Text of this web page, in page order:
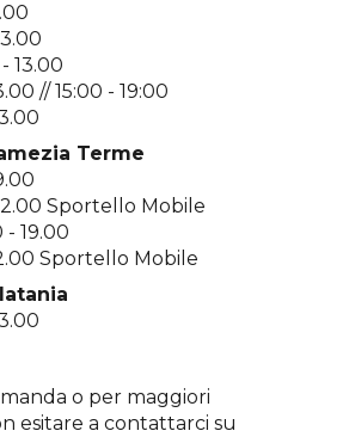
13.00
//15:00 -19:00
Terme
.00
2.00 Sportello Mobile
19.00
Sportello Mobile
o per maggiori
esitare a contattarci su